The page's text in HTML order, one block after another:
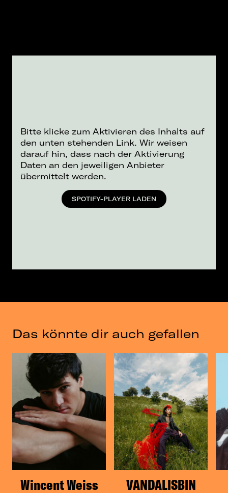
Bitte klicke zum Aktivieren des Inhalts auf
den unten stehenden Link. Wir weisen
darauf hin, dass nach der Aktivierung
Daten an den jeweiligen Anbieter
übermittelt werden.
SPOTIFY-PLAYER LADEN
Das könnte dir auch gefallen
Wincent Weiss VANDALISBIN